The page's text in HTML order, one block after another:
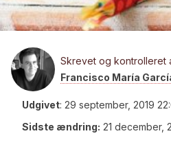
Skrevet og kontrolleret
Francisco María
Udgivet: 29 september, 2019
Sidste ændring: 21 december,